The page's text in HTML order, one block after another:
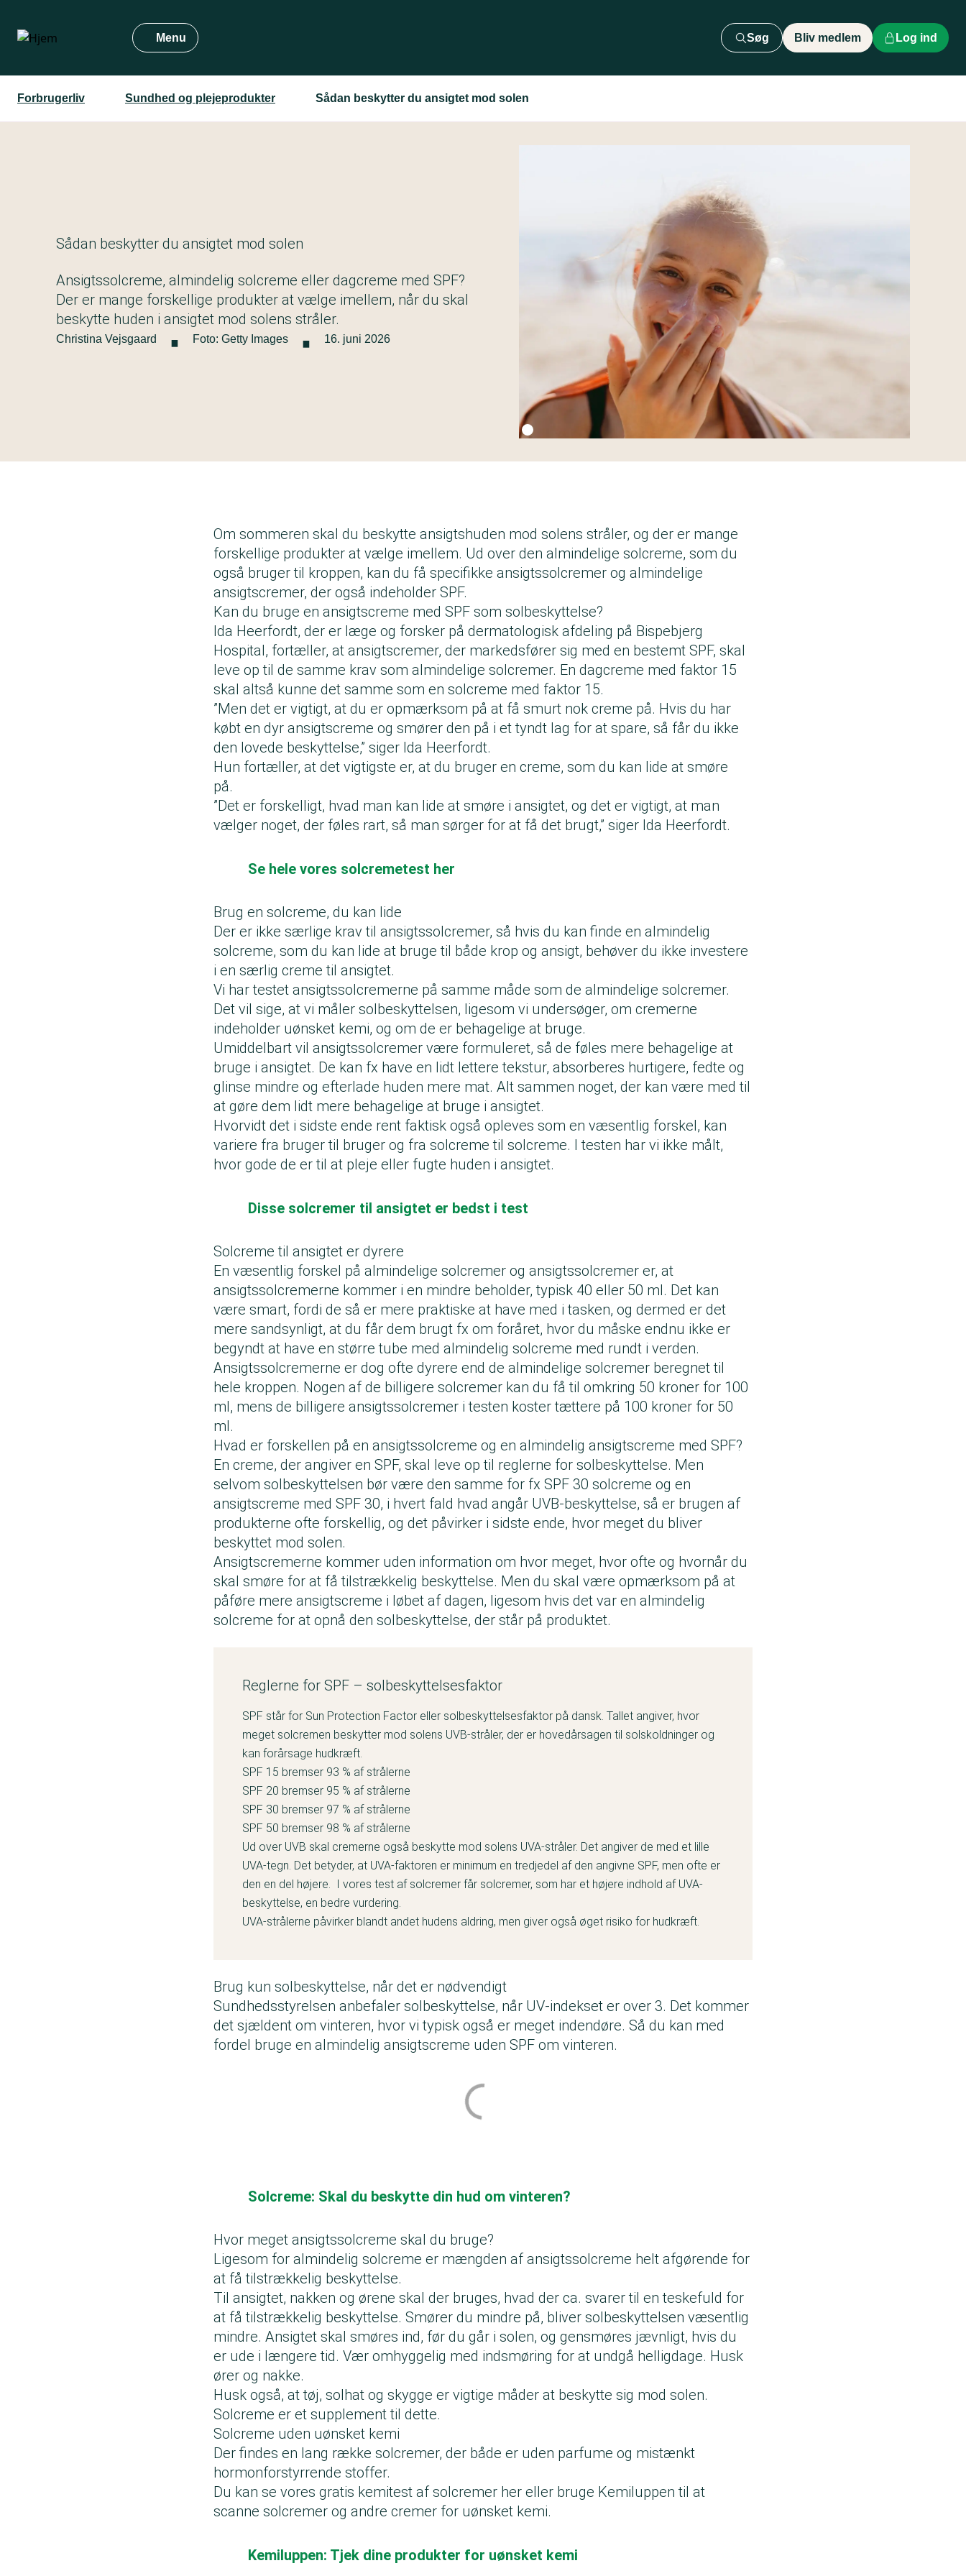
hovedindhold
Menu Søg Bliv medlem Log ind
Forbrugerliv Sundhed og plejeprodukter Sådan beskytter du ansigtet mod solen
Sådan beskytter du ansigtet mod solen
Ansigtssolcreme, almindelig solcreme eller dagcreme med SPF?
Der er mange forskellige produkter at vælge imellem, når du skal
beskytte huden i ansigtet mod solens stråler.
Christina Vejsgaard · Foto: Getty Images · 16. juni 2026
Getty Images
Om sommeren skal du beskytte ansigtshuden mod solens stråler, og der er mange
forskellige produkter at vælge imellem. Ud over den almindelige solcreme, som du
også bruger til kroppen, kan du få specifikke ansigtssolcremer og almindelige
ansigtscremer, der også indeholder SPF.
Kan du bruge en ansigtscreme med SPF som solbeskyttelse?
Ida Heerfordt, der er læge og forsker på dermatologisk afdeling på Bispebjerg
Hospital, fortæller, at ansigtscremer, der markedsfører sig med en bestemt SPF, skal
leve op til de samme krav som almindelige solcremer. En dagcreme med faktor 15
skal altså kunne det samme som en solcreme med faktor 15.
”Men det er vigtigt, at du er opmærksom på at få smurt nok creme på. Hvis du har
købt en dyr ansigtscreme og smører den på i et tyndt lag for at spare, så får du ikke
den lovede beskyttelse,” siger Ida Heerfordt.
Hun fortæller, at det vigtigste er, at du bruger en creme, som du kan lide at smøre
på.
”Det er forskelligt, hvad man kan lide at smøre i ansigtet, og det er vigtigt, at man
vælger noget, der føles rart, så man sørger for at få det brugt,” siger Ida Heerfordt.
Se hele vores solcremetest her
Brug en solcreme, du kan lide
Der er ikke særlige krav til ansigtssolcremer, så hvis du kan finde en almindelig
solcreme, som du kan lide at bruge til både krop og ansigt, behøver du ikke investere
i en særlig creme til ansigtet.
Vi har testet ansigtssolcremerne på samme måde som de almindelige solcremer.
Det vil sige, at vi måler solbeskyttelsen, ligesom vi undersøger, om cremerne
indeholder uønsket kemi, og om de er behagelige at bruge.
Umiddelbart vil ansigtssolcremer være formuleret, så de føles mere behagelige at
bruge i ansigtet. De kan fx have en lidt lettere tekstur, absorberes hurtigere, fedte og
glinse mindre og efterlade huden mere mat. Alt sammen noget, der kan være med til
at gøre dem lidt mere behagelige at bruge i ansigtet.
Hvorvidt det i sidste ende rent faktisk også opleves som en væsentlig forskel, kan
variere fra bruger til bruger og fra solcreme til solcreme. I testen har vi ikke målt,
hvor gode de er til at pleje eller fugte huden i ansigtet.
Disse solcremer til ansigtet er bedst i test
Solcreme til ansigtet er dyrere
En væsentlig forskel på almindelige solcremer og ansigtssolcremer er, at
ansigtssolcremerne kommer i en mindre beholder, typisk 40 eller 50 ml. Det kan
være smart, fordi de så er mere praktiske at have med i tasken, og dermed er det
mere sandsynligt, at du får dem brugt fx om foråret, hvor du måske endnu ikke er
begyndt at have en større tube med almindelig solcreme med rundt i verden.
Ansigtssolcremerne er dog ofte dyrere end de almindelige solcremer beregnet til
hele kroppen. Nogen af de billigere solcremer kan du få til omkring 50 kroner for 100
ml, mens de billigere ansigtssolcremer i testen koster tættere på 100 kroner for 50
ml.
Hvad er forskellen på en ansigtssolcreme og en almindelig ansigtscreme med SPF?
En creme, der angiver en SPF, skal leve op til reglerne for solbeskyttelse. Men
selvom solbeskyttelsen bør være den samme for fx SPF 30 solcreme og en
ansigtscreme med SPF 30, i hvert fald hvad angår UVB-beskyttelse, så er brugen af
produkterne ofte forskellig, og det påvirker i sidste ende, hvor meget du bliver
beskyttet mod solen.
Ansigtscremerne kommer uden information om hvor meget, hvor ofte og hvornår du
skal smøre for at få tilstrækkelig beskyttelse. Men du skal være opmærksom på at
påføre mere ansigtscreme i løbet af dagen, ligesom hvis det var en almindelig
solcreme for at opnå den solbeskyttelse, der står på produktet.
Reglerne for SPF – solbeskyttelsesfaktor
SPF står for Sun Protection Factor eller solbeskyttelsesfaktor på dansk. Tallet angiver, hvor
meget solcremen beskytter mod solens UVB-stråler, der er hovedårsagen til solskoldninger og
kan forårsage hudkræft.
SPF 15 bremser 93 % af strålerne
SPF 20 bremser 95 % af strålerne
SPF 30 bremser 97 % af strålerne
SPF 50 bremser 98 % af strålerne
Ud over UVB skal cremerne også beskytte mod solens UVA-stråler. Det angiver de med et lille
UVA-tegn. Det betyder, at UVA-faktoren er minimum en tredjedel af den angivne SPF, men ofte er
den en del højere. I vores test af solcremer får solcremer, som har et højere indhold af UVA-
beskyttelse, en bedre vurdering.
UVA-strålerne påvirker blandt andet hudens aldring, men giver også øget risiko for hudkræft.
Brug kun solbeskyttelse, når det er nødvendigt
Sundhedsstyrelsen anbefaler solbeskyttelse, når UV-indekset er over 3. Det kommer
det sjældent om vinteren, hvor vi typisk også er meget indendøre. Så du kan med
fordel bruge en almindelig ansigtscreme uden SPF om vinteren.
Solcreme: Skal du beskytte din hud om vinteren?
Hvor meget ansigtssolcreme skal du bruge?
Ligesom for almindelig solcreme er mængden af ansigtssolcreme helt afgørende for
at få tilstrækkelig beskyttelse.
Til ansigtet, nakken og ørene skal der bruges, hvad der ca. svarer til en teskefuld for
at få tilstrækkelig beskyttelse. Smører du mindre på, bliver solbeskyttelsen væsentlig
mindre. Ansigtet skal smøres ind, før du går i solen, og gensmøres jævnligt, hvis du
er ude i længere tid. Vær omhyggelig med indsmøring for at undgå helligdage. Husk
ører og nakke.
Husk også, at tøj, solhat og skygge er vigtige måder at beskytte sig mod solen.
Solcreme er et supplement til dette.
Solcreme uden uønsket kemi
Der findes en lang række solcremer, der både er uden parfume og mistænkt
hormonforstyrrende stoffer.
Du kan se vores gratis kemitest af solcremer her eller bruge Kemiluppen til at
scanne solcremer og andre cremer for uønsket kemi.
Kemiluppen: Tjek dine produkter for uønsket kemi